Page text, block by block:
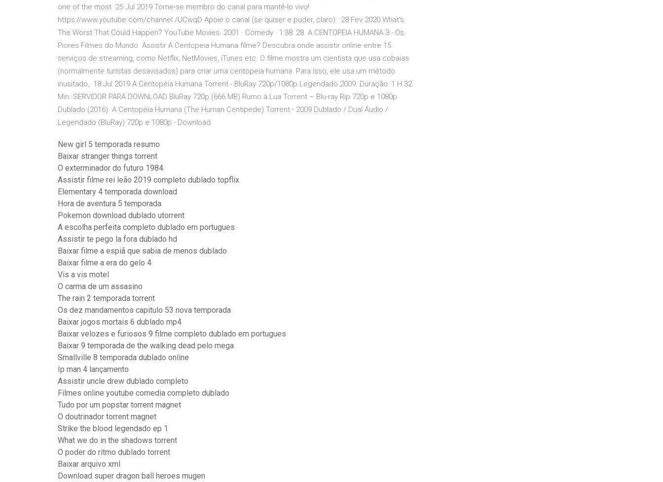
one of the most 25 Jul 2019 Torne-se membro do canal para mantê-lo vivo!
https://www.youtube.com/channel /UCwqD Apoie o canal (se quiser e puder, claro): 28 Fev 2020 What's
The Worst That Could Happen? YouTube Movies. 2001 · Comedy · 1:38: 28. A CENTOPEIA HUMANA 3 - Os
Piores Filmes do Mundo Assistir A Centopeia Humana filme? Descubra onde assistir online entre 15
serviços de streaming, como Netflix, NetMovies, iTunes etc. O filme mostra um cientista que usa cobaias
(normalmente turistas desavisados) para criar uma centopeia humana. Para isso, ele usa um método
inusitado, 18 Jul 2019 A Centopéia Humana Torrent - BluRay 720p/1080p Legendado 2009. Duração: 1 H 32
Min. SERVIDOR PARA DOWNLOAD BluRay 720p (666 MB) Rumo à Lua Torrent – Blu-ray Rip 720p e 1080p
Dublado (2016) A Centopéia Humana (The Human Centipede) Torrent - 2009 Dublado / Dual Áudio /
Legendado (BluRay) 720p e 1080p - Download
New girl 5 temporada resumo
Baixar stranger things torrent
O exterminador do futuro 1984
Assistir filme rei leão 2019 completo dublado topflix
Elementary 4 temporada download
Hora de aventura 5 temporada
Pokemon download dublado utorrent
A escolha perfeita completo dublado em portugues
Assistir te pego la fora dublado hd
Baixar filme a espiã que sabia de menos dublado
Baixar filme a era do gelo 4
Vis a vis motel
O carma de um assasino
The rain 2 temporada torrent
Os dez mandamentos capitulo 53 nova temporada
Baixar jogos mortais 6 dublado mp4
Baixar velozes e furiosos 9 filme completo dublado em portugues
Baixar 9 temporada de the walking dead pelo mega
Smallville 8 temporada dublado online
Ip man 4 lançamento
Assistir uncle drew dublado completo
Filmes online youtube comedia completo dublado
Tudo por um popstar torrent magnet
O doutrinador torrent magnet
Strike the blood legendado ep 1
What we do in the shadows torrent
O poder do ritmo dublado torrent
Baixar arquivo xml
Download super dragon ball heroes mugen